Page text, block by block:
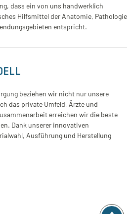
dass ein von uns handwerklich
Hilfsmittel der Anatomie, Pathologie
entspricht.
beziehen wir nicht nur unsere
das private Umfeld, Ärzte und
erreichen wir die beste
Dank unserer innovativen
Ausführung und Herstellung